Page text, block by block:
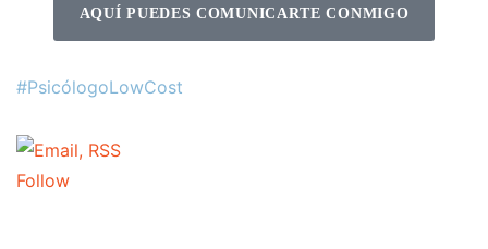
AQUÍ PUEDES COMUNICARTE CONMIGO
#PsicólogoLowCost
Follow